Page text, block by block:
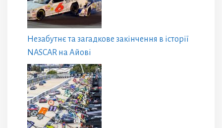
Незабутнє та загадкове закінчення в історії
NASCAR на Айові